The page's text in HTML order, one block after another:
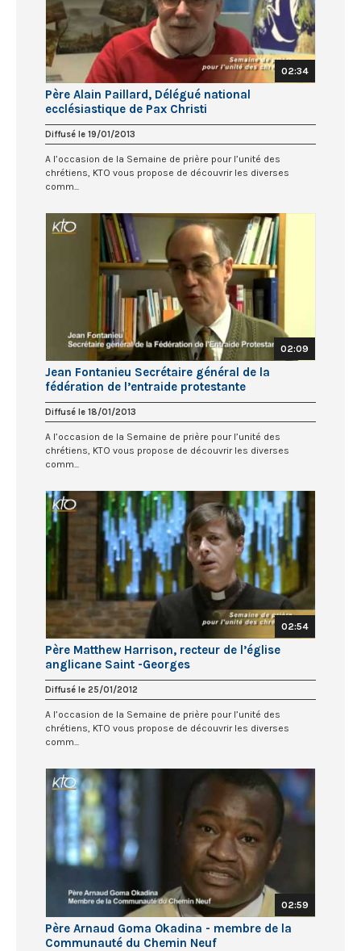
02:34
Père Alain Paillard, Délégué national
ecclésiastique de Pax Christi
Diffusé le 19/01/2013
A l’occasion de la Semaine de prière pour l’unité des
chrétiens, KTO vous propose de découvrir les diverses
comm...
02:09
Jean Fontanieu Secrétaire général de la
fédération de l’entraide protestante
Diffusé le 18/01/2013
A l’occasion de la Semaine de prière pour l’unité des
chrétiens, KTO vous propose de découvrir les diverses
comm...
02:54
Père Matthew Harrison, recteur de l’église
anglicane Saint -Georges
Diffusé le 25/01/2012
A l’occasion de la Semaine de prière pour l’unité des
chrétiens, KTO vous propose de découvrir les diverses
comm...
02:59
Père Arnaud Goma Okadina - membre de la
Communauté du Chemin Neuf